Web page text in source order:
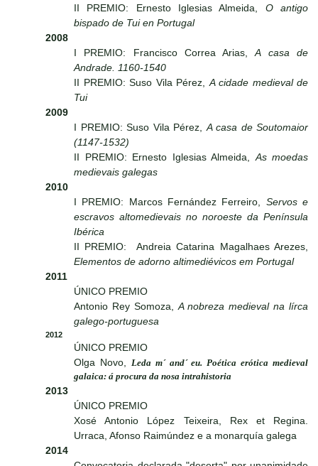
II PREMIO: Ernesto Iglesias Almeida, O antigo
bispado de Tui en Portugal
2008
I PREMIO: Francisco Correa Arias,A casa de
Andrade. 1160-1540
II PREMIO: Suso Vila Pérez,A cidade medieval de
Tui
2009
I PREMIO: Suso Vila Pérez,A casa de Soutomaior
(1147-1532)
II PREMIO: Ernesto Iglesias Almeida,As moedas
medievais galegas
2010
I PREMIO: Marcos Fernández Ferreiro, Servos e
escravos altomedievais no noroeste da Península
Ibérica
II PREMIO: Andreia Catarina Magalhaes Arezes,
Elementos de adorno altimediévicos em Portugal
2011
ÚNICO PREMIO
Antonio Rey Somoza,A nobreza medieval na lírca
galego-portuguesa
2012
ÚNICO PREMIO
Olga Novo, Leda m´ and´ eu. Poética erótica medieval
galaica: á procura da nosa intrahistoria
2013
ÚNICO PREMIO
Xosé Antonio López Teixeira, Rex et Regina.
Urraca, Afonso Raimúndez e a monarquía galega
2014